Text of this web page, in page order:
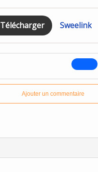
Télécharger Sweelink
Ajouter un commentaire